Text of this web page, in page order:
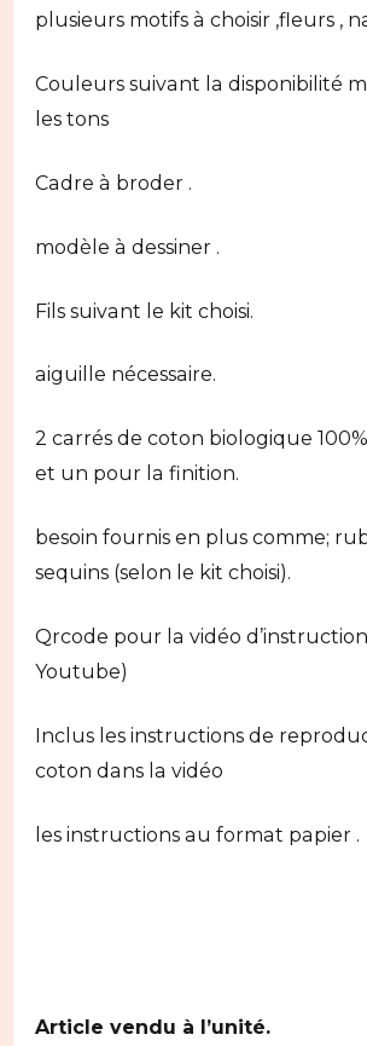
plusieurs motifs à choisir ,fleurs ,
Couleurs suivant la disponibilité
les tons
Cadre à broder .
modèle à dessiner .
Fils suivant le kit choisi.
aiguille nécessaire.
2 carrés de coton biologique
et un pour la finition.
besoin fournis en plus comme;
sequins (selon le kit choisi).
Qrcode pour la vidéo
Youtube)
Inclus les instructions de
coton dans la vidéo
les instructions au format papier .
Article vendu à l’unité.